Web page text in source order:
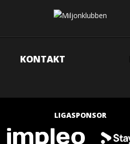
KONTAKT
LIGASPONSOR